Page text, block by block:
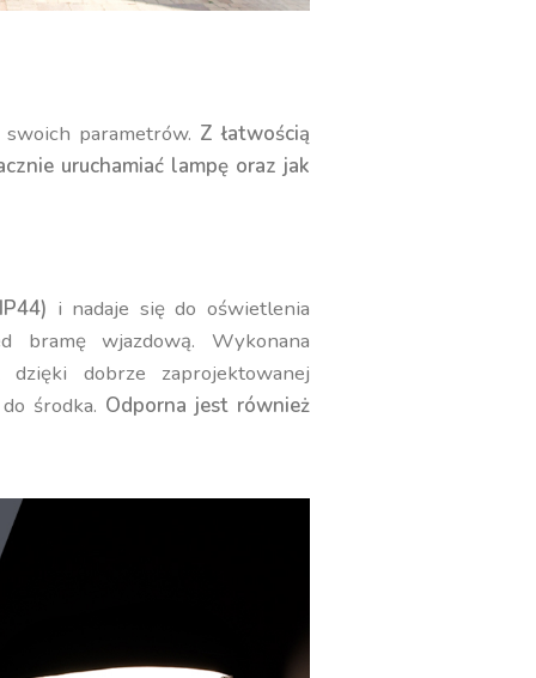
parametrów. Z łatwością
uruchamiać lampę oraz jak
i nadaje się do oświetlenia
bramę wjazdową. Wykonana
dobrze zaprojektowanej
środka. Odporna jest również